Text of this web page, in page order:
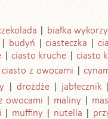
białka
budyń ciasteczka
ciasto kruche
ciasto
ciasto z owocami
drożdże jabłecznik
owocami maliny
muffiny nutella